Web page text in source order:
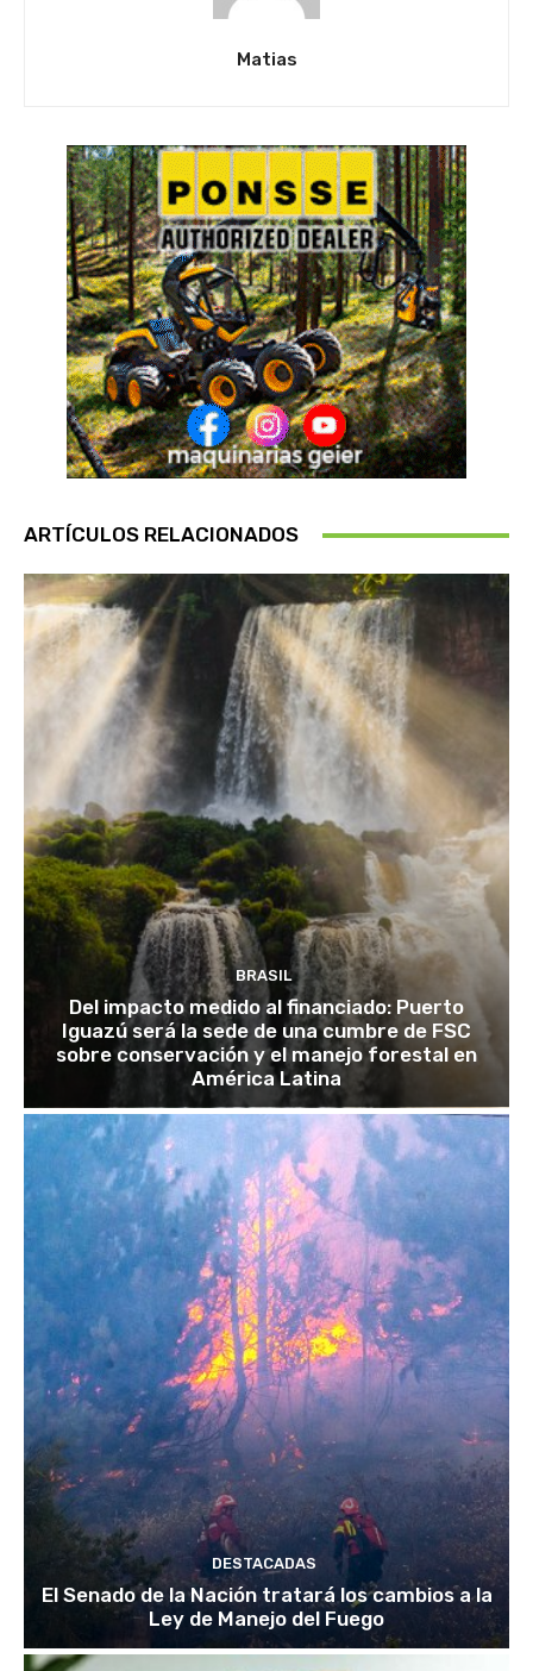
Matias
ARTÍCULOS RELACIONADOS
BRASIL
Del impacto medido al financiado: Puerto
Iguazú será la sede de una cumbre de FSC
sobre conservación y el manejo forestal en
América Latina
DESTACADAS
El Senado de la Nación tratará los cambios a la
Ley de Manejo del Fuego